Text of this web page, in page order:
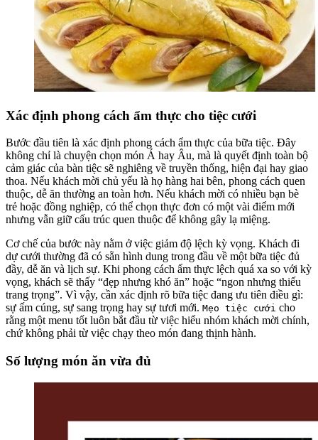
Xác định phong cách ẩm thực cho tiệc cưới
Bước đầu tiên là xác định phong cách ẩm thực của bữa tiệc. Đây
không chỉ là chuyện chọn món Á hay Âu, mà là quyết định toàn bộ
cảm giác của bàn tiệc sẽ nghiêng về truyền thống, hiện đại hay giao
thoa. Nếu khách mời chủ yếu là họ hàng hai bên, phong cách quen
thuộc, dễ ăn thường an toàn hơn. Nếu khách mời có nhiều bạn bè
trẻ hoặc đồng nghiệp, có thể chọn thực đơn có một vài điểm mới
nhưng vẫn giữ cấu trúc quen thuộc để không gây lạ miệng.
Cơ chế của bước này nằm ở việc giảm độ lệch kỳ vọng. Khách đi
dự cưới thường đã có sẵn hình dung trong đầu về một bữa tiệc đủ
đầy, dễ ăn và lịch sự. Khi phong cách ẩm thực lệch quá xa so với kỳ
vọng, khách sẽ thấy “đẹp nhưng khó ăn” hoặc “ngon nhưng thiếu
trang trọng”. Vì vậy, cần xác định rõ bữa tiệc đang ưu tiên điều gì:
sự ấm cúng, sự sang trọng hay sự tươi mới. Mẹo tiệc cưới cho
rằng một menu tốt luôn bắt đầu từ việc hiểu nhóm khách mời chính,
chứ không phải từ việc chạy theo món đang thịnh hành.
Số lượng món ăn vừa đủ